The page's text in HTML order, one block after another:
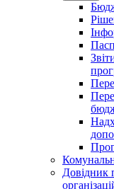
Довідник